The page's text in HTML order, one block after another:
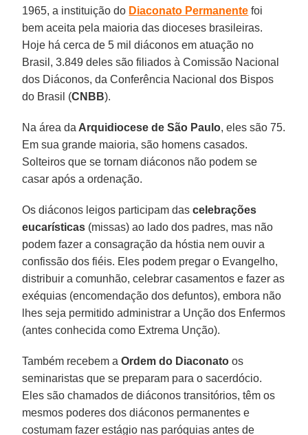
1965, a instituição do Diaconato Permanente foi
bem aceita pela maioria das dioceses brasileiras.
Hoje há cerca de 5 mil diáconos em atuação no
Brasil, 3.849 deles são filiados à Comissão Nacional
dos Diáconos, da Conferência Nacional dos Bispos
do Brasil (CNBB).
Na área da Arquidiocese de São Paulo, eles são 75.
Em sua grande maioria, são homens casados.
Solteiros que se tornam diáconos não podem se
casar após a ordenação.
Os diáconos leigos participam dascelebrações
eucarísticas (missas) ao lado dos padres, mas não
podem fazer a consagração da hóstia nem ouvir a
confissão dos fiéis. Eles podem pregar o Evangelho,
distribuir a comunhão, celebrar casamentos e fazer as
exéquias (encomendação dos defuntos), embora não
lhes seja permitido administrar a Unção dos Enfermos
(antes conhecida como Extrema Unção).
Também recebem a Ordem do Diaconato os
seminaristas que se preparam para o sacerdócio.
Eles são chamados de diáconos transitórios, têm os
mesmos poderes dos diáconos permanentes e
costumam fazer estágio nas paróquias antes de